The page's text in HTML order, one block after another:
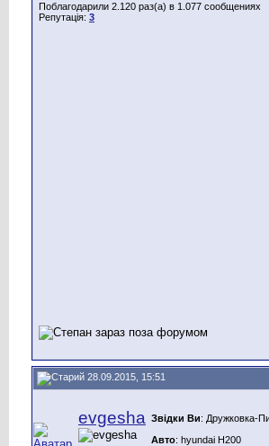
Поблагодарили 2.120 раз(а) в 1.077 сообщениях
Репутація: 3
28.09.2015, 15:51
evgesha Звідки Ви: Дружковка-
Авто: hyundai H200